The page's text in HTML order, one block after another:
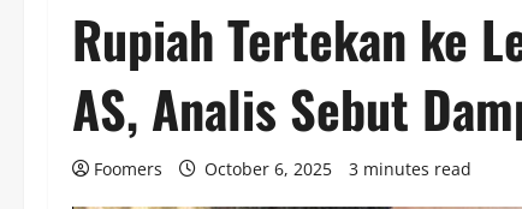
Rupiah Tertekan ke
AS, Analis Sebut
Foomers October 6, 2025 3 minutes read